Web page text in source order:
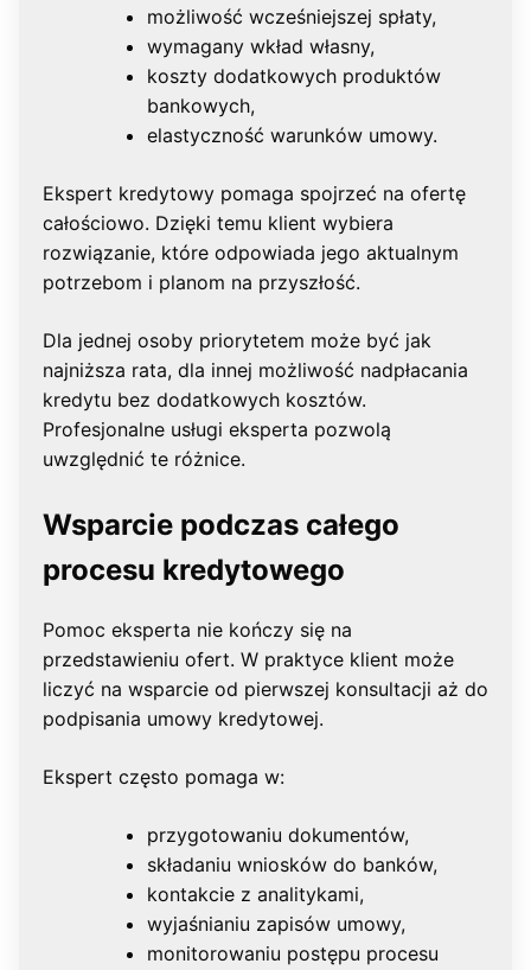
możliwość wcześniejszej spłaty,
wymagany wkład własny,
koszty dodatkowych produktów
bankowych,
elastyczność warunków umowy.
Ekspert kredytowy pomaga spojrzeć na ofertę
całościowo. Dzięki temu klient wybiera
rozwiązanie, które odpowiada jego aktualnym
potrzebom i planom na przyszłość.
Dla jednej osoby priorytetem może być jak
najniższa rata, dla innej możliwość nadpłacania
kredytu bez dodatkowych kosztów.
Profesjonalne usługi eksperta pozwolą
uwzględnić te różnice.
Wsparcie podczas całego
procesu kredytowego
Pomoc eksperta nie kończy się na
przedstawieniu ofert. W praktyce klient może
liczyć na wsparcie od pierwszej konsultacji aż do
podpisania umowy kredytowej.
Ekspert często pomaga w:
przygotowaniu dokumentów,
składaniu wniosków do banków,
kontakcie z analitykami,
wyjaśnianiu zapisów umowy,
monitorowaniu postępu procesu